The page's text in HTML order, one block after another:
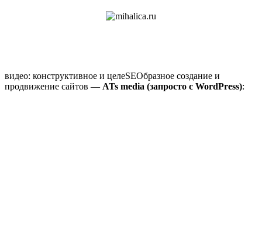
видео: конструктивное и целеSEOбразное создание и
продвижение сайтов — ATs media (запросто с WordPress):